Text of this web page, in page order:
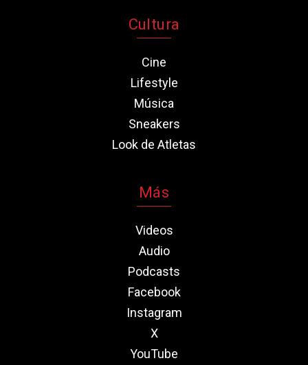
Cultura
Cine
Lifestyle
Música
Sneakers
Look de Atletas
Más
Videos
Audio
Podcasts
Facebook
Instagram
X
YouTube